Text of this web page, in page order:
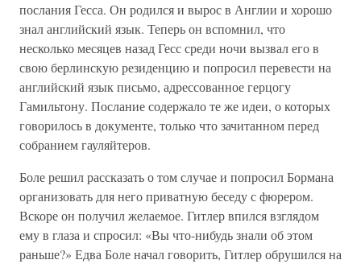
послания Гесса. Он родился и вырос в Англии и хорошо
знал английский язык. Теперь он вспомнил, что
несколько месяцев назад Гесс среди ночи вызвал его в
свою берлинскую резиденцию и попросил перевести на
английский язык письмо, адрессованное герцогу
Гамильтону. Послание содержало те же идеи, о которых
говорилось в документе, только что зачитанном перед
собранием гауляйтеров.
Боле решил рассказать о том случае и попросил Бормана
организовать для него приватную беседу с фюрером.
Вскоре он получил желаемое. Гитлер впился взглядом
ему в глаза и спросил: «Вы что-нибудь знали об этом
раньше?» Едва Боле начал говорить, Гитлер обрушился на